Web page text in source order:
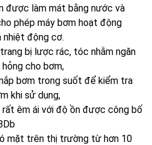
được làm mát bằng nước và
phép máy bơm hoạt động
nhiệt động cơ.
bị lược rác, tóc nhằm ngăn
cho bơm,
bơm trong suốt để kiểm tra
khi sử dụng,
êm ái với độ ồn được công bố
mặt trên thị trường từ hơn 10